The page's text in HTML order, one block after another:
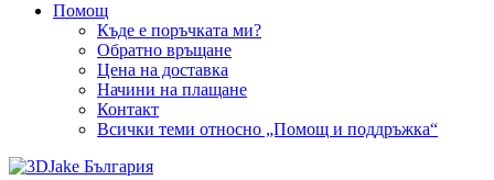
Помощ
Къде е поръчката ми?
Обратно връщане
Цена на доставка
Начини на плащане
Контакт
Всички теми относно „Помощ и поддръжка“